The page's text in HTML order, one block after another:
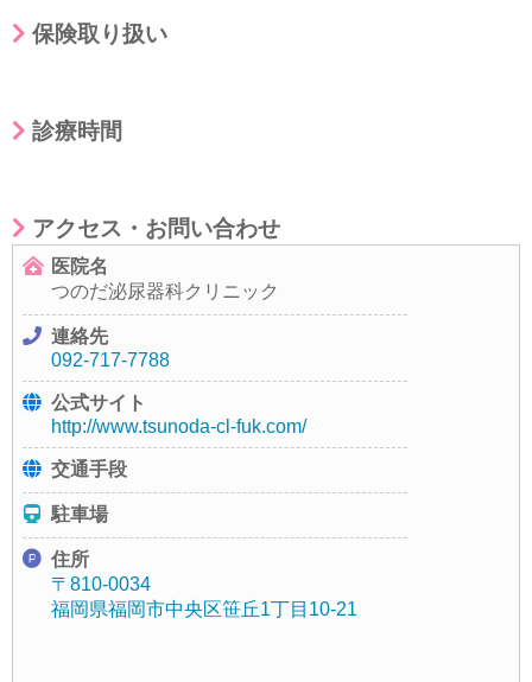
保険取り扱い
診療時間
アクセス・お問い合わせ
医院名
つのだ泌尿器科クリニック
連絡先
092-717-7788
公式サイト
http://www.tsunoda-cl-fuk.com/
交通手段
駐車場
住所
〒810-0034
福岡県福岡市中央区笹丘1丁目10-21